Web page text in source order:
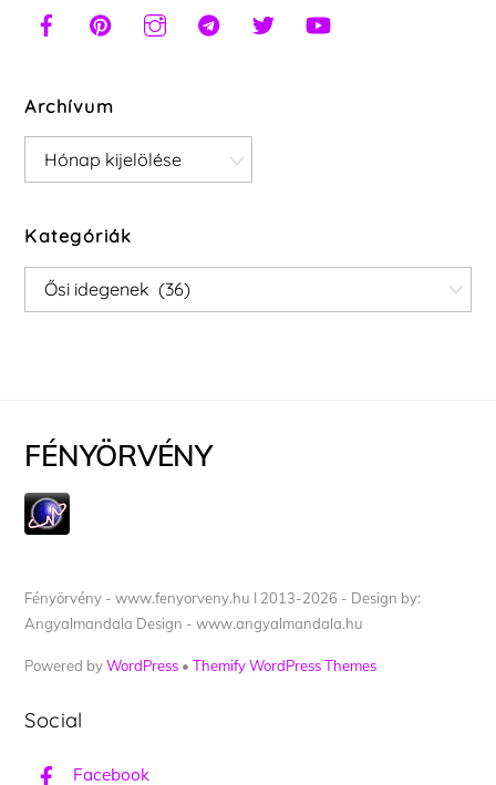
Archívum
Archívum
Kategóriák
Kategóriák
FÉNYÖRVÉNY
Fényörvény - www.fenyorveny.hu I 2013-2026 - Design by:
Angyalmandala Design - www.angyalmandala.hu
Powered byWordPress •Themify WordPress Themes
Social
Facebook